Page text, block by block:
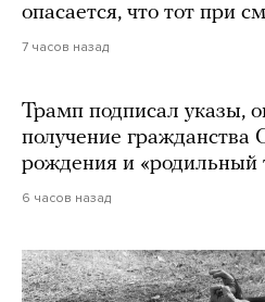
опасается, что тот при
7 часов назад
Трамп подписал указы,
получение
рождения и «родильный
6 часов назад